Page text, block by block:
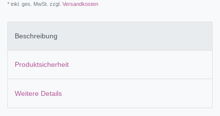
* inkl. ges. MwSt. zzgl. Versandkosten
Beschreibung
Produktsicherheit
Weitere Details